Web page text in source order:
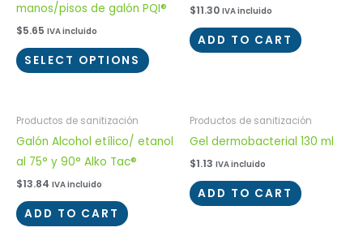
manos/pisos de galón PQI®
$5.65 IVA incluido
SELECT OPTIONS
$11.30 IVA incluido
ADD TO CART
Productos de sanitización
Galón Alcohol etílico/ etanol
al 75° y 90° Alko Tac®
$13.84 IVA incluido
ADD TO CART
Productos de sanitización
Gel dermobacterial 130 ml
$1.13 IVA incluido
ADD TO CART